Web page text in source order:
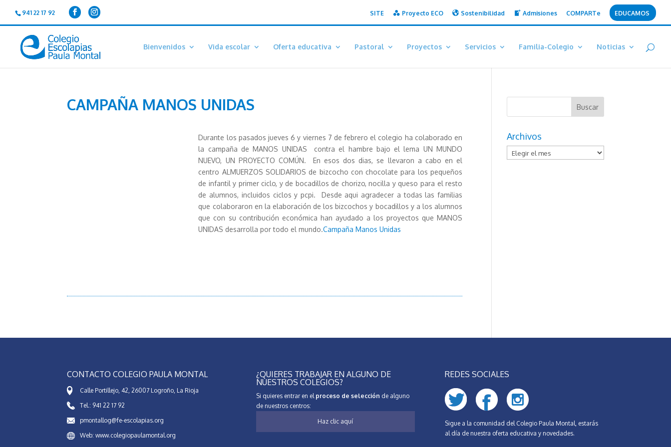
941 22 17 92 SITE Proyecto ECO Sostenibilidad Admisiones COMPARTe EDUCAMOS
Bienvenidos Vida escolar Oferta educativa Pastoral Proyectos Servicios Familia-Colegio Noticias
CAMPAÑA MANOS UNIDAS
Durante los pasados jueves 6 y viernes 7 de febrero el colegio ha colaborado en
la campaña de MANOS UNIDAS contra el hambre bajo el lema UN MUNDO
NUEVO, UN PROYECTO COMÚN. En esos dos dias, se llevaron a cabo en el
centro ALMUERZOS SOLIDARIOS de bizcocho con chocolate para los pequeños
de infantil y primer ciclo, y de bocadillos de chorizo, nocilla y queso para el resto
de alumnos, incluidos ciclos y pcpi. Desde aqui agradecer a todas las familias
que colaboraron en la elaboración de los bizcochos y bocadillos y a los alumnos
que con su contribución económica han ayudado a los proyectos que MANOS
UNIDAS desarrolla por todo el mundo.Campaña Manos Unidas
Archivos
Archivos
CONTACTO COLEGIO PAULA MONTAL
Calle Portillejo, 42, 26007 Logroño, La Rioja
Tel.: 941 22 17 92
pmontallog@fe-escolapias.org
Web: www.colegiopaulamontal.org
¿QUIERES TRABAJAR EN ALGUNO DE
NUESTROS COLEGIOS?
Si quieres entrar en el proceso de selección de alguno
de nuestros centros:
Haz clic aquí
REDES SOCIALES
Sigue a la comunidad del Colegio Paula Montal, estarás
al día de nuestra oferta educativa y novedades.